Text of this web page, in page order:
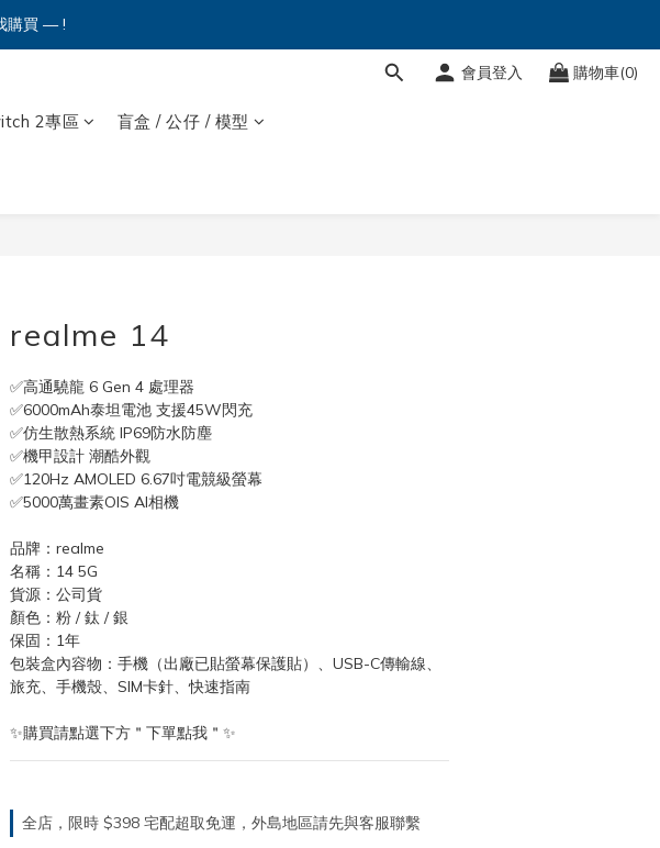
購買 — !
！🎫
會員登入 購物車(0)
2專區 盲盒 / 公仔 / 模型
realme 14
✅高通驍龍 6 Gen 4 處理器
✅6000mAh泰坦電池 支援45W閃充
✅仿生散熱系統 IP69防水防塵
✅機甲設計 潮酷外觀
✅120Hz AMOLED 6.67吋電競級螢幕​
✅5000萬畫素OIS AI相機
品牌：realme
名稱：14 5G
貨源：公司貨
顏色：粉 / 鈦 / 銀
保固：1年
包裝盒內容物：手機（出廠已貼螢幕保護貼）、USB-C傳輸線、
旅充、手機殼、SIM卡針、快速指南
✨購買請點選下方＂下單點我＂✨
全店，限時 $398 宅配超取免運，外島地區請先與客服聯繫